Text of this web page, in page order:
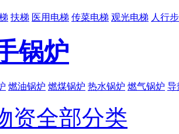
扶梯 医用电梯 传菜电梯 观光电梯 人行
锅炉
燃油锅炉 燃煤锅炉 热水锅炉 燃气锅炉 导
资全部分类